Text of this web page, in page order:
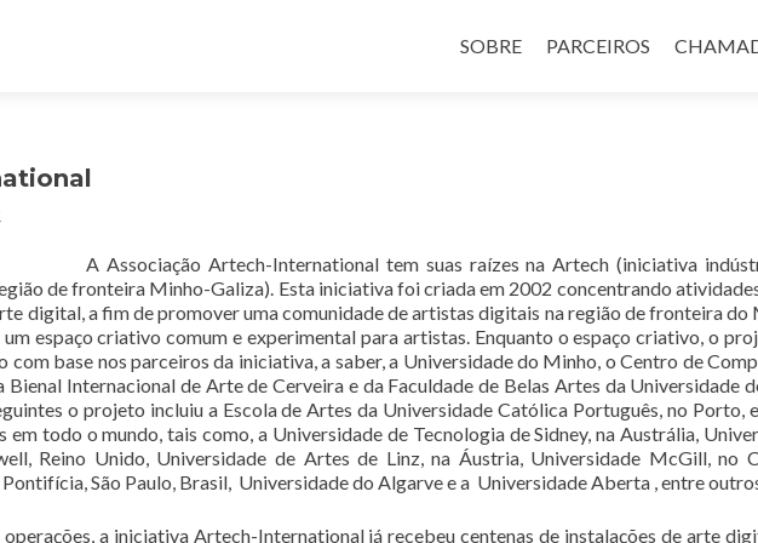
to
SOBRE PARCEIROS
A Associação Artech-International tem suas raízes na Artech (iniciativa
de fronteira Minho-Galiza). Esta iniciativa foi criada em 2002 concentrando
digital, a fim de promover uma comunidade de artistas digitais na região de fronteira do
espaço criativo comum e experimental para artistas. Enquanto o espaço criativo, o
com base nos parceiros da iniciativa, a saber, a Universidade do Minho, o Centro de
Bienal Internacional de Arte de Cerveira e da Faculdade de Belas Artes da Universidade
o projeto incluiu a Escola de Artes da Universidade Católica Português, no Porto,
em todo o mundo, tais como, a Universidade de Tecnologia de Sidney, na Austrália,
Reino Unido, Universidade de Artes de Linz, na Áustria, Universidade McGill, no
São Paulo, Brasil, Universidade do Algarve e a Universidade Aberta , entre
operações, a iniciativa Artech-International já recebeu centenas de instalações de arte